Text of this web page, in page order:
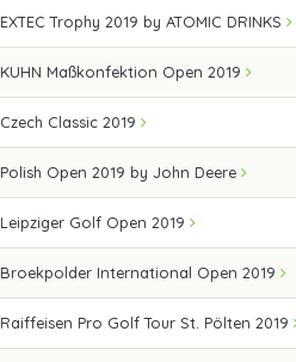
EXTEC Trophy 2019 by ATOMIC DRINKS
KUHN Maßkonfektion Open 2019
Czech Classic 2019
Polish Open 2019 by John Deere
Leipziger Golf Open 2019
Broekpolder International Open 2019
Raiffeisen Pro Golf Tour St. Pölten 2019